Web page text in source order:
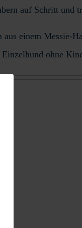
auf Schritt und
einem Messie-
ohne